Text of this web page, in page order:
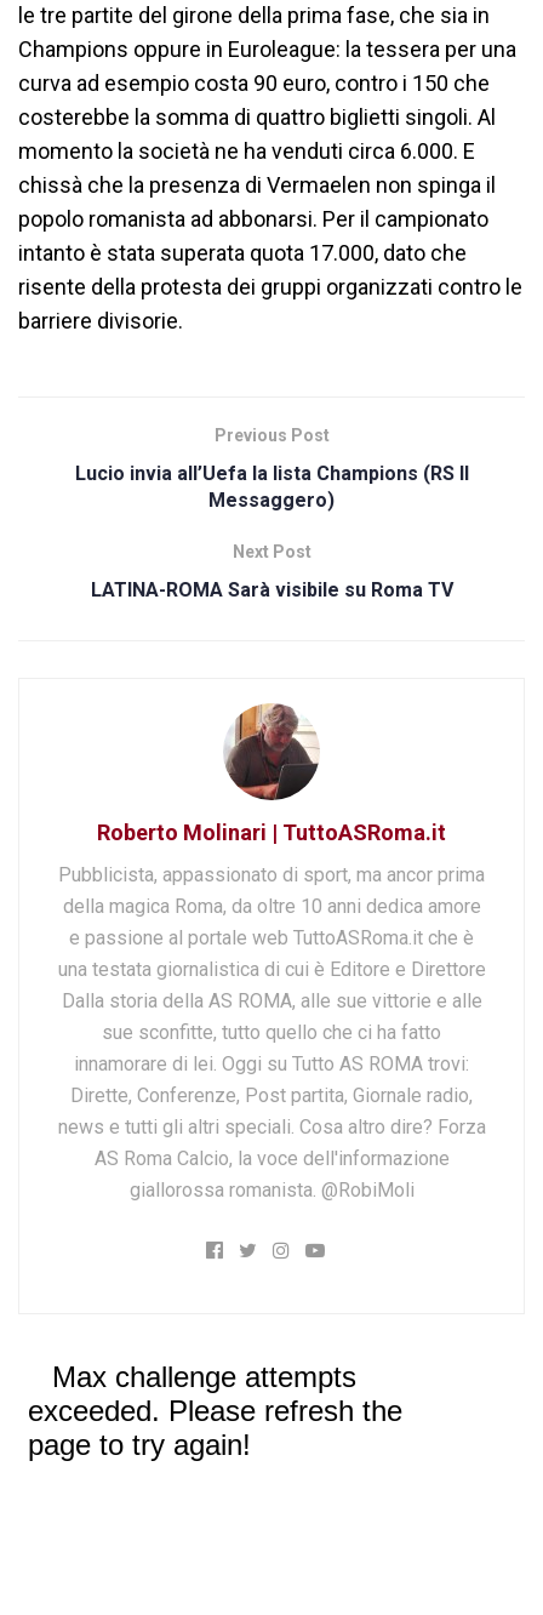
le tre partite del girone della prima fase, che sia in
Champions oppure in Euroleague: la tessera per una
curva ad esempio costa 90 euro, contro i 150 che
costerebbe la somma di quattro biglietti singoli. Al
momento la società ne ha venduti circa 6.000. E
chissà che la presenza di Vermaelen non spinga il
popolo romanista ad abbonarsi. Per il campionato
intanto è stata superata quota 17.000, dato che
risente della protesta dei gruppi organizzati contro le
barriere divisorie.
Previous Post
Lucio invia all’Uefa la lista Champions (RS Il
Messaggero)
Next Post
LATINA-ROMA Sarà visibile su Roma TV
Roberto Molinari | TuttoASRoma.it
Pubblicista, appassionato di sport, ma ancor prima
della magica Roma, da oltre 10 anni dedica amore
e passione al portale web TuttoASRoma.it che è
una testata giornalistica di cui è Editore e Direttore
Dalla storia della AS ROMA, alle sue vittorie e alle
sue sconfitte, tutto quello che ci ha fatto
innamorare di lei. Oggi su Tutto AS ROMA trovi:
Dirette, Conferenze, Post partita, Giornale radio,
news e tutti gli altri speciali. Cosa altro dire? Forza
AS Roma Calcio, la voce dell'informazione
giallorossa romanista. @RobiMoli